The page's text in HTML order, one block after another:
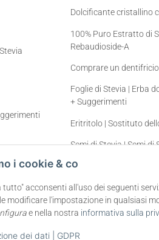
i cookie & co
tutto" acconsenti all'uso dei seguenti
modificare l'impostazione in qualsiasi
e nella nostra informativa sulla
dei dati | GDPR
Dolcificante cristallino
100% Puro Estratto di
Rebaudioside-A
Comprare un
Foglie di Stevia | Erba
+ Suggerimenti
Eritritolo | Sostituto
Semi di Stevia | Semi di